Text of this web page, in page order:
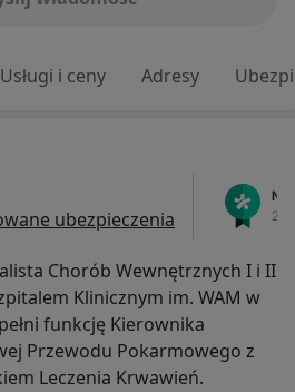
Usługi i ceny Adresy
ubezpieczenia
Chorób Wewnętrznych I i II
Klinicznym im. WAM w
funkcję Kierownika
Przewodu Pokarmowego z
Leczenia Krwawień.